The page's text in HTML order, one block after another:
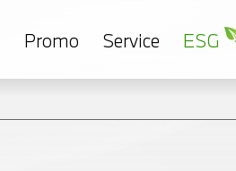
Promo Service ESG